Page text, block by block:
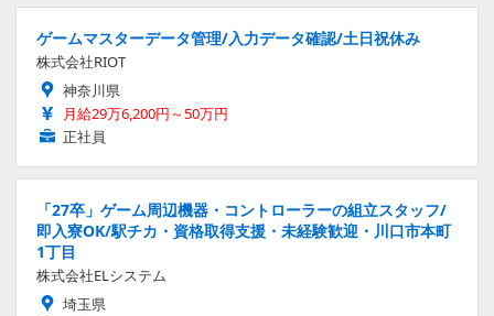
ゲームマスターデータ管理/入力データ確認/土日祝休み
株式会社RIOT
神奈川県
月給29万6,200円～50万円
正社員
「27卒」ゲーム周辺機器・コントローラーの組立スタッフ/
即入寮OK/駅チカ・資格取得支援・未経験歓迎・川口市本町
1丁目
株式会社ELシステム
埼玉県